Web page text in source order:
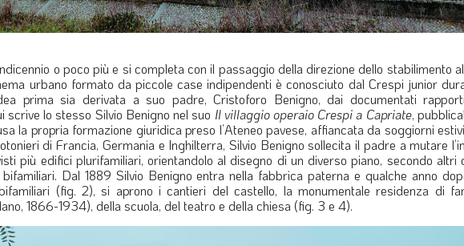
o poco più e si completa con il passaggio della direzione dello stabilimento
urbano formato da piccole case indipendenti è conosciuto dal Crespi junior
prima sia derivata a suo padre, Cristoforo Benigno, dai documentati
scrive lo stesso Silvio Benigno nel suo Il villaggio operaio Crespi a Capriate,
la propria formazione giuridica preso l’Ateneo pavese, affiancata da soggiorni
di Francia, Germania e Inghilterra, Silvio Benigno sollecita il padre a mutare
più edifici plurifamiliari, orientandolo al disegno di un diverso piano, secondo altri
Dal 1889 Silvio Benigno entra nella fabbrica paterna e qualche anno
(fig. 2), si aprono i cantieri del castello, la monumentale residenza di
1866-1934), della scuola, del teatro e della chiesa (fig. 3 e 4).